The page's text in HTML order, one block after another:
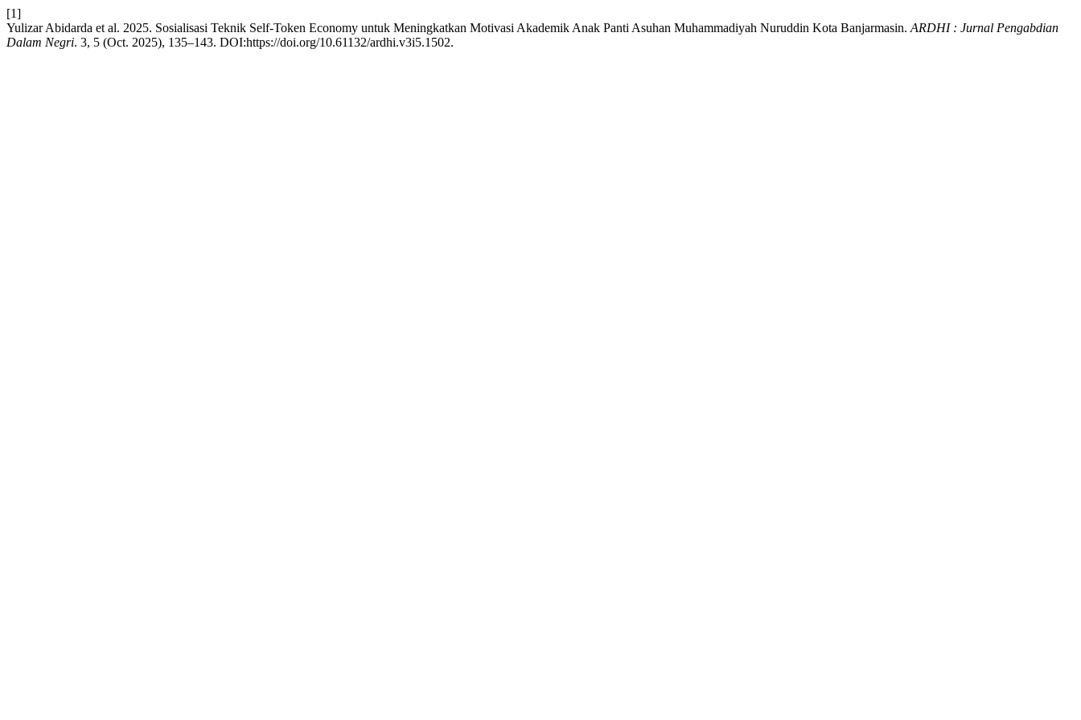
[1]
Yulizar Abidarda et al. 2025. Sosialisasi Teknik Self-Token Economy untuk Meningkatkan Motivasi Akademik Anak Panti Asuhan Muhammadiyah Nuruddin Kota Banjarmasin. ARDHI : Jurnal Pengabdian
Dalam Negri. 3, 5 (Oct. 2025), 135–143. DOI:https://doi.org/10.61132/ardhi.v3i5.1502.